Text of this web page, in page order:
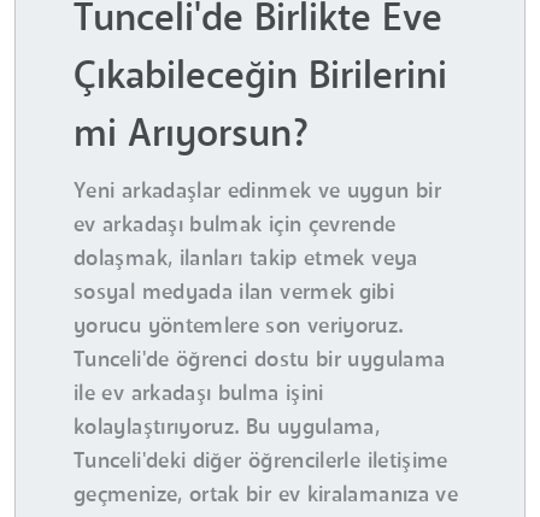
Tunceli'de Birlikte Eve
Çıkabileceğin Birilerini
mi Arıyorsun?
Yeni arkadaşlar edinmek ve uygun bir
ev arkadaşı bulmak için çevrende
dolaşmak, ilanları takip etmek veya
sosyal medyada ilan vermek gibi
yorucu yöntemlere son veriyoruz.
Tunceli'de öğrenci dostu bir uygulama
ile ev arkadaşı bulma işini
kolaylaştırıyoruz. Bu uygulama,
Tunceli'deki diğer öğrencilerle iletişime
geçmenize, ortak bir ev kiralamanıza ve